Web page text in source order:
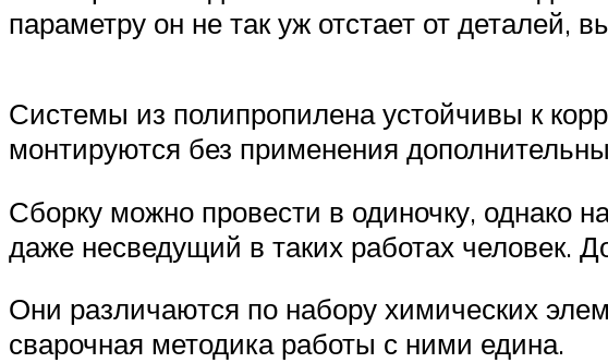
параметру он не так уж отстает от деталей,
Системы из полипропилена устойчивы к
монтируются без применения
Сборку можно провести в одиночку, однако
даже несведущий в таких работах человек.
Они различаются по набору химических
сварочная методика работы с ними едина.